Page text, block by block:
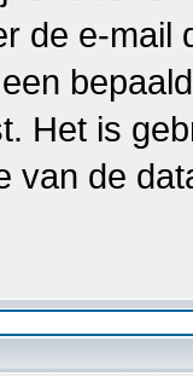
de e-mail
Het is
van de